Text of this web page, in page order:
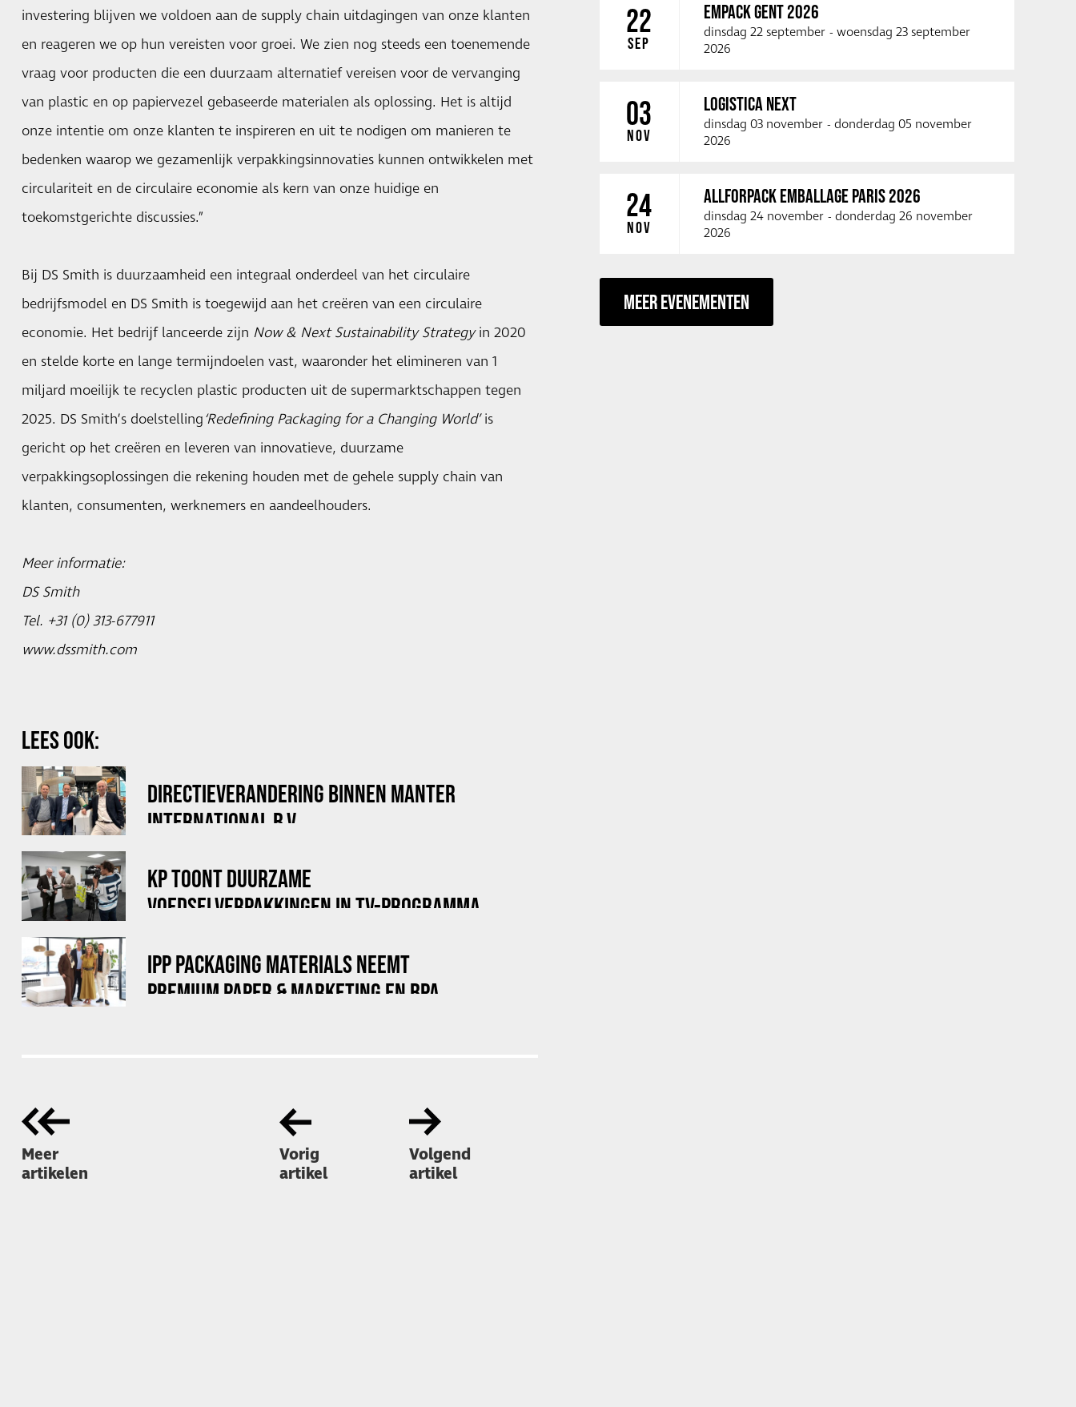
investering blijven we voldoen aan de supply chain uitdagingen van onze klanten
en reageren we op hun vereisten voor groei. We zien nog steeds een toenemende
vraag voor producten die een duurzaam alternatief vereisen voor de vervanging
van plastic en op papiervezel gebaseerde materialen als oplossing. Het is altijd
onze intentie om onze klanten te inspireren en uit te nodigen om manieren te
bedenken waarop we gezamenlijk verpakkingsinnovaties kunnen ontwikkelen met
circulariteit en de circulaire economie als kern van onze huidige en
toekomstgerichte discussies.”
Bij DS Smith is duurzaamheid een integraal onderdeel van het circulaire
bedrijfsmodel en DS Smith is toegewijd aan het creëren van een circulaire
economie. Het bedrijf lanceerde zijn Now & Next Sustainability Strategyin 2020
en stelde korte en lange termijndoelen vast, waaronder het elimineren van 1
miljard moeilijk te recyclen plastic producten uit de supermarktschappen tegen
2025. DS Smith’s doelstelling‘Redefining Packaging for a Changing World’is
gericht op het creëren en leveren van innovatieve, duurzame
verpakkingsoplossingen die rekening houden met de gehele supply chain van
klanten, consumenten, werknemers en aandeelhouders.
Meer informatie:
DS Smith
Tel. +31 (0) 313-677911
www.dssmith.com
LEES OOK:
DIRECTIEVERANDERING BINNEN MANTER
INTERNATIONAL B.V.
KP TOONT DUURZAME
VOEDSELVERPAKKINGEN IN TV-PROGRAMMA
IPP PACKAGING MATERIALS NEEMT
PREMIUM PAPER & MARKETING EN BPA
Meer
artikelen
Vorig
artikel
Volgend
artikel
22
SEP
EMPACK GENT 2026
dinsdag 22 september - woensdag 23 september
2026
03
NOV
LOGISTICA NEXT
dinsdag 03 november - donderdag 05 november
2026
24
NOV
ALLFORPACK EMBALLAGE PARIS 2026
dinsdag 24 november - donderdag 26 november
2026
MEER EVENEMENTEN